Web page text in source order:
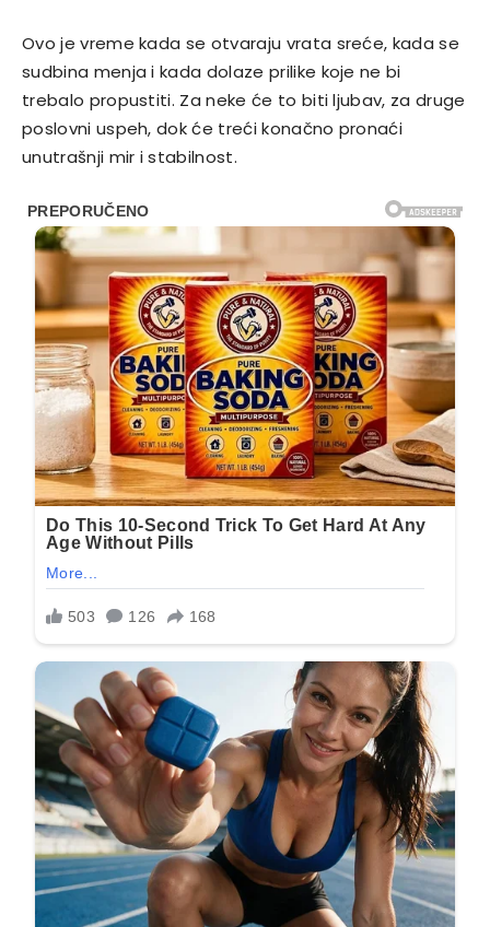
Ovo je vreme kada se otvaraju vrata sreće, kada se
sudbina menja i kada dolaze prilike koje ne bi
trebalo propustiti. Za neke će to biti ljubav, za druge
poslovni uspeh, dok će treći konačno pronaći
unutrašnji mir i stabilnost.